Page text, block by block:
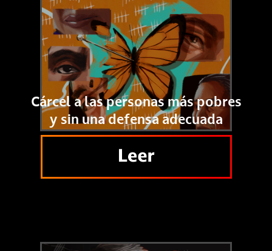
Cárcel a las personas más pobres
y sin una defensa adecuada